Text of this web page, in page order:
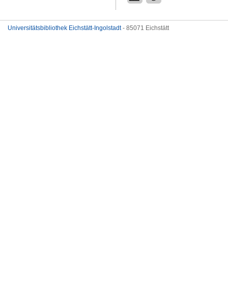
Universitätsbibliothek Eichstätt-Ingolstadt- 85071 Eichstätt